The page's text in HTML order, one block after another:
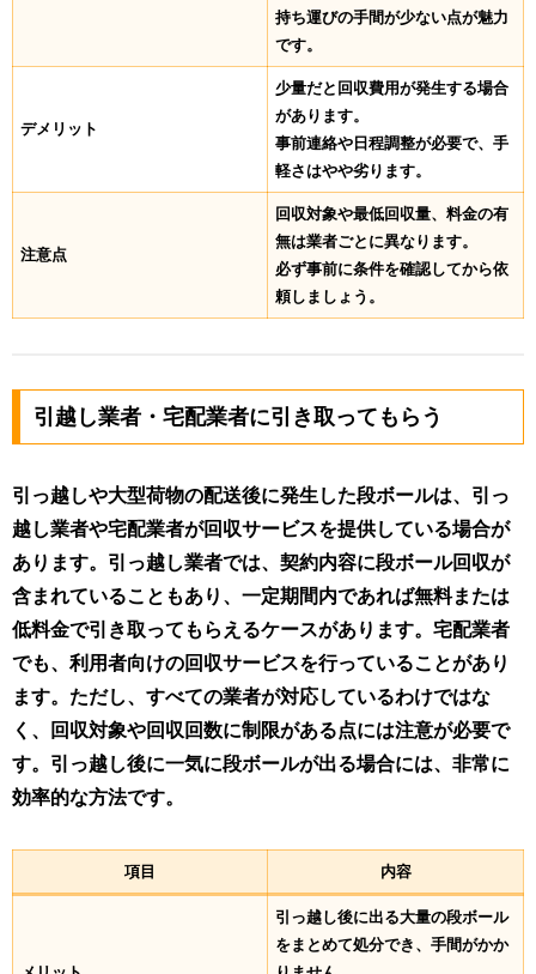
持ち運びの手間が少ない点が魅力
です。
デメリット
少量だと回収費用が発生する場合
があります。
事前連絡や日程調整が必要で、手
軽さはやや劣ります。
注意点
回収対象や最低回収量、料金の有
無は業者ごとに異なります。
必ず事前に条件を確認してから依
頼しましょう。
引越し業者・宅配業者に引き取ってもらう
引っ越しや大型荷物の配送後に発生した段ボールは、引っ
越し業者や宅配業者が回収サービスを提供している場合が
あります。引っ越し業者では、契約内容に段ボール回収が
含まれていることもあり、一定期間内であれば無料または
低料金で引き取ってもらえるケースがあります。宅配業者
でも、利用者向けの回収サービスを行っていることがあり
ます。ただし、すべての業者が対応しているわけではな
く、回収対象や回収回数に制限がある点には注意が必要で
す。引っ越し後に一気に段ボールが出る場合には、非常に
効率的な方法です。
項目 内容
引っ越し後に出る大量の段ボール
をまとめて処分でき、手間がかか